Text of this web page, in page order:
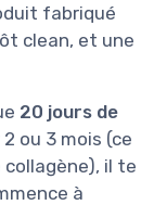
fabriqué
clean, et une
20 jours de
ou 3 mois (ce
il te
à